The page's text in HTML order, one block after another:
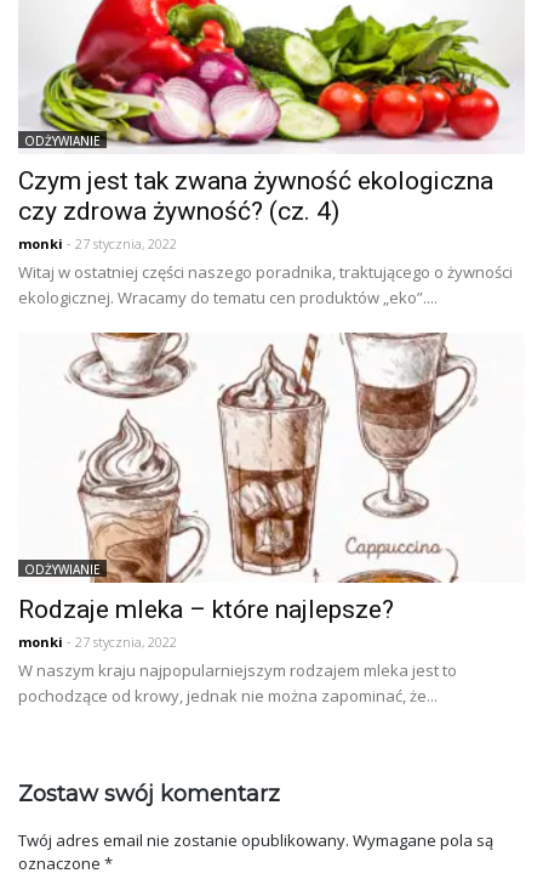
ODŻYWIANIE
Czym jest tak zwana żywność ekologiczna
czy zdrowa żywność? (cz. 4)
monki - 27 stycznia, 2022
Witaj w ostatniej części naszego poradnika, traktującego o żywności
ekologicznej. Wracamy do tematu cen produktów „eko”....
ODŻYWIANIE
Rodzaje mleka – które najlepsze?
monki - 27 stycznia, 2022
W naszym kraju najpopularniejszym rodzajem mleka jest to
pochodzące od krowy, jednak nie można zapominać, że...
Zostaw swój komentarz
Twój adres email nie zostanie opublikowany. Wymagane pola są
oznaczone *